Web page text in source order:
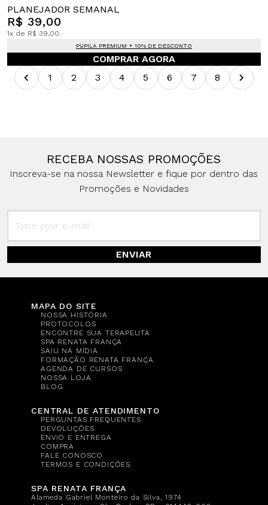
PLANEJADOR SEMANAL
R$ 39,00
1x de R$ 39,00.
PUPILA PREMIUM + 10% DE DESCONTO
COMPRAR AGORA
1
2 3 4 5 6 7 8
RECEBA NOSSAS PROMOÇÕES
Inscreva-se na nossa Newsletter e fique por dentro das
Promoções e Novidades
ENVIAR
MAPA DO SITE
NOSSA HISTÓRIA
PROTOCOLOS
ENCONTRE SUA TERAPEUTA
SPA RENATA FRANÇA
SAIU NA MÍDIA
FORMAÇÃO RENATA FRANÇA
AGENDA DE CURSOS
NOSSA LOJA
BLOG
CENTRAL DE ATENDIMENTO
PERGUNTAS FREQUENTES
DEVOLUÇÕES
ENVIO E ENTREGA
COMPRA
FALE CONOSCO
TERMOS E CONDIÇÕES
SPA RENATA FRANÇA
Alameda Gabriel Monteiro da Silva, 1974